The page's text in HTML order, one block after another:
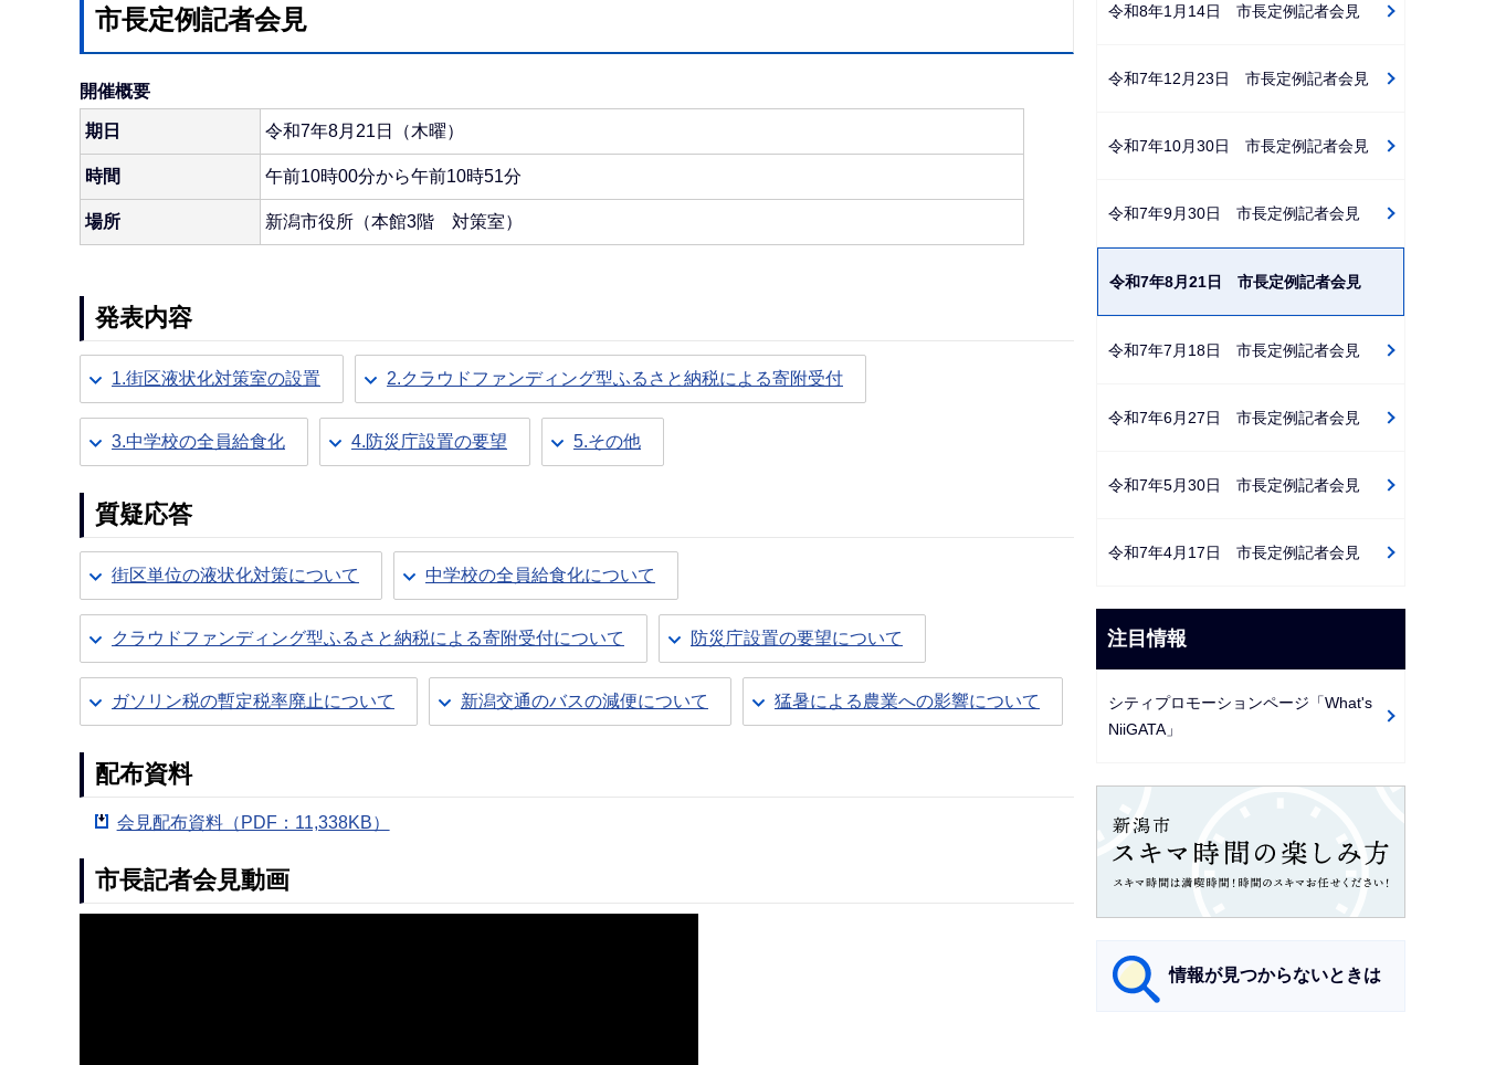
市長定例記者会見
開催概要
期日 令和7年8月21日（木曜）
時間 午前10時00分から午前10時51分
場所 新潟市役所（本館3階 対策室）
発表内容
1.街区液状化対策室の設置 2.クラウドファンディング型ふるさと納税による寄附受付
3.中学校の全員給食化 4.防災庁設置の要望 5.その他
質疑応答
街区単位の液状化対策について 中学校の全員給食化について
クラウドファンディング型ふるさと納税による寄附受付について 防災庁設置の要望について
ガソリン税の暫定税率廃止について 新潟交通のバスの減便について 猛暑による農業への影響について
配布資料
会見配布資料（PDF：11,338KB）
市長記者会見動画
ョ
こ
令和8年1月14日 市長定例記者会見
令和7年12月23日 市長定例記者会見
令和7年10月30日 市長定例記者会見
令和7年9月30日 市長定例記者会見
令和7年8月21日 市長定例記者会見
令和7年7月18日 市長定例記者会見
令和7年6月27日 市長定例記者会見
令和7年5月30日 市長定例記者会見
令和7年4月17日 市長定例記者会見
注目情報
シティプロモーションページ「What's
NiiGATA」
情報が見つからないときは